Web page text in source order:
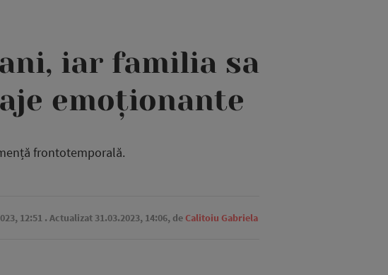
iar familia sa
emoționante
frontotemporală.
12:51 . Actualizat 31.03.2023, 14:06, deCalitoiu Gabriela